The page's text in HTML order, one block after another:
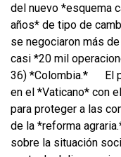
del nuevo *esquema
años* de tipo de
se negociaron más
casi *20 mil
36) *Colombia.*
El
en el *Vaticano* con
para proteger a las
de la *reforma
sobre la situación